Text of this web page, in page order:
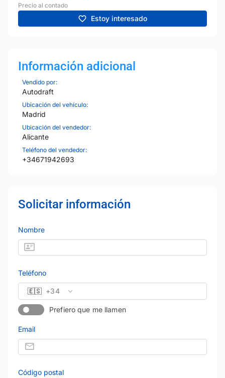
Precio al contado
Estoy interesado
Información adicional
Vendido por:
Autodraft
Ubicación del vehículo:
Madrid
Ubicación del vendedor:
Alicante
Teléfono del vendedor:
+34671942693
Solicitar información
Nombre
Teléfono
🇪🇸 +34
Prefiero que me llamen
Email
Código postal